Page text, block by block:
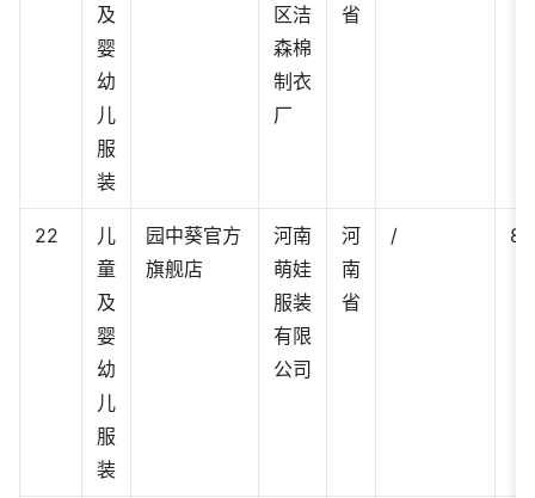
及
婴
幼
儿
服
装
区洁
森棉
制衣
厂
省
22
儿
童
及
婴
幼
儿
服
装
园中葵官方
旗舰店
河南
萌娃
服装
有限
公司
河
南
省
/